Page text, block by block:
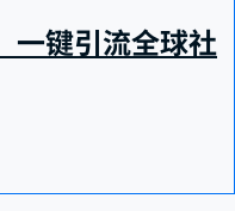
一键引流全球社